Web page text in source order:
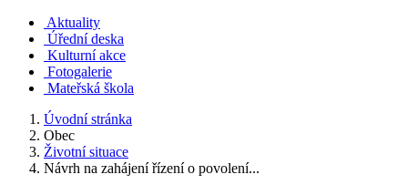
Aktuality
Úřední deska
Kulturní akce
Fotogalerie
Mateřská škola
Úvodní stránka
Obec
Životní situace
Návrh na zahájení řízení o povolení...